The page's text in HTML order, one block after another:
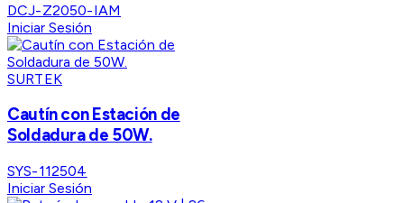
DCJ-Z2050-IAM
Iniciar Sesión
SURTEK
Cautín con Estación de
Soldadura de 50W.
SYS-112504
Iniciar Sesión